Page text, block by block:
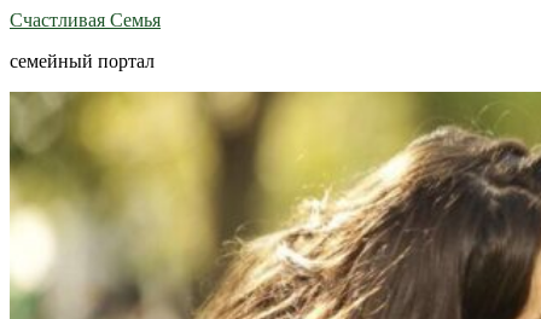
Счастливая Семья
семейный портал